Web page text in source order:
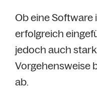
Ob eine
erfolgreich
jedoch auch
Vorgehensweise
ab.